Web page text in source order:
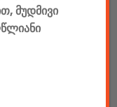
მუდმივი